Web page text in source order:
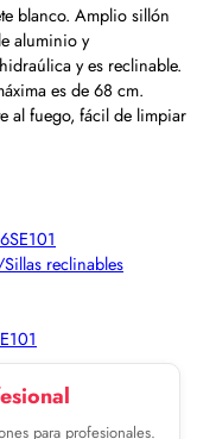
blanco. Amplio sillón
aluminio y
y es reclinable.
es de 68 cm.
al fuego, fácil de limpiar
reclinables
para profesionales.